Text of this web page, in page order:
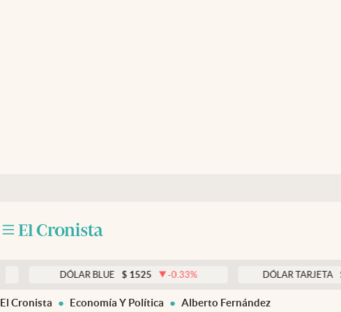
DÓLAR BLUE $ 1525 -0.33% DÓLAR TARJETA $ 1976
El Cronista Economía Y Política Alberto Fernández